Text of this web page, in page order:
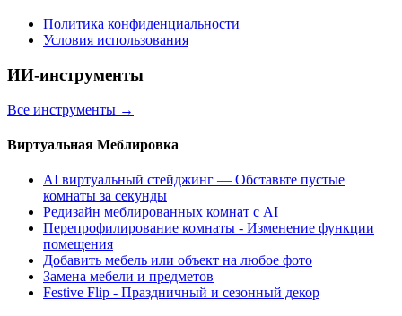
Политика конфиденциальности
Условия использования
ИИ-инструменты
Все инструменты →
Виртуальная Меблировка
AI виртуальный стейджинг — Обставьте пустые
комнаты за секунды
Редизайн меблированных комнат с AI
Перепрофилирование комнаты - Изменение функции
помещения
Добавить мебель или объект на любое фото
Замена мебели и предметов
Festive Flip - Праздничный и сезонный декор